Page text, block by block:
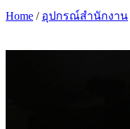
Home / อุปกรณ์สำนักงาน